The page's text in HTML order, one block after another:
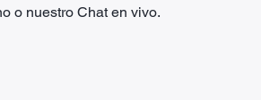
o nuestro Chat en vivo.